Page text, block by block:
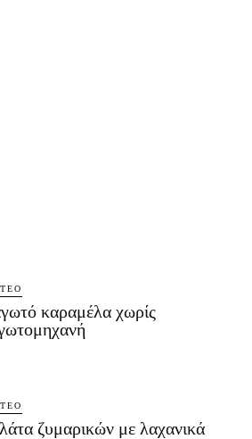
καραμέλα χωρίς
ζυμαρικών με λαχανικά